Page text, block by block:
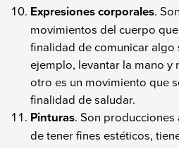
Expresiones corporales.
movimientos del cuerpo
finalidad de comunicar algo
ejemplo, levantar la mano y
otro es un movimiento que
finalidad de saludar.
Pinturas. Son
de tener fines estéticos,